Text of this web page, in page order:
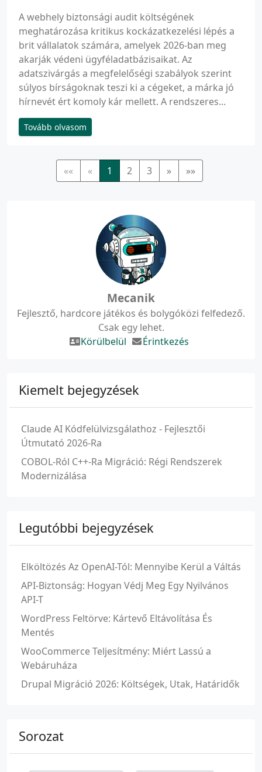
A webhely biztonsági audit költségének
meghatározása kritikus kockázatkezelési lépés a
brit vállalatok számára, amelyek 2026-ban meg
akarják védeni ügyféladatbázisaikat. Az
adatszivárgás a megfelelőségi szabályok szerint
súlyos bírságoknak teszi ki a cégeket, a márka jó
hírnevét ért komoly kár mellett. A rendszeres...
Tovább olvasom
«« « 1 2 3 » »»
Mecanik
Fejlesztő, hardcore játékos és bolygóközi felfedező.
Csak egy lehet.
Körülbelül
Érintkezés
Kiemelt bejegyzések
Claude AI Kódfelülvizsgálathoz - Fejlesztői
Útmutató 2026-Ra
COBOL-Ról C++-Ra Migráció: Régi Rendszerek
Modernizálása
Legutóbbi bejegyzések
Elköltözés Az OpenAI-Tól: Mennyibe Kerül a Váltás
API-Biztonság: Hogyan Védj Meg Egy Nyilvános
API-T
WordPress Feltörve: Kártevő Eltávolítása És
Mentés
WooCommerce Teljesítmény: Miért Lassú a
Webáruháza
Drupal Migráció 2026: Költségek, Utak, Határidők
Sorozat